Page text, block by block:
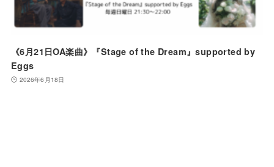
《6月21日OA楽曲》『Stage of the Dream』supported by
Eggs
2026年6月18日